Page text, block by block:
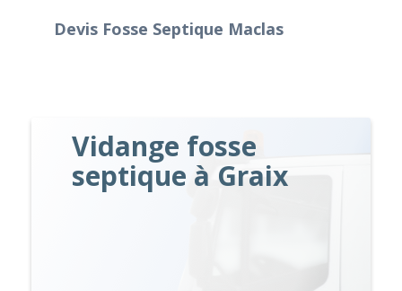
Devis Fosse Septique Maclas
Vidange fosse
septique à Graix